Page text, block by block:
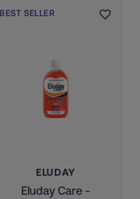
BEST SELLER
ELUDAY
Eluday Care -